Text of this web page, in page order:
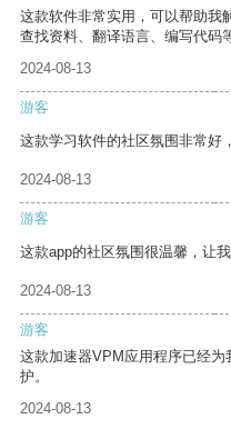
这款软件非常实用，可以帮助我
查找资料、翻译语言、编写代码
2024-08-13
游客
这款学习软件的社区氛围非常好
2024-08-13
游客
这款app的社区氛围很温馨，让
2024-08-13
游客
这款加速器VPM应用程序已经
护。
2024-08-13